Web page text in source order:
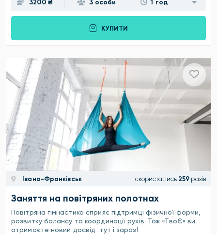
3200 ₴ 3 особи 1 год
КУПИТИ
Івано-Франківськ скористались 259 разів
Заняття на повітряних полотнах
Повітряна гімнастика сприяє підтримці фізичної форми,
розвитку балансу та координації рухів. Тож «ТвоЄ» ви
отримаєте новий досвід тут і зараз!